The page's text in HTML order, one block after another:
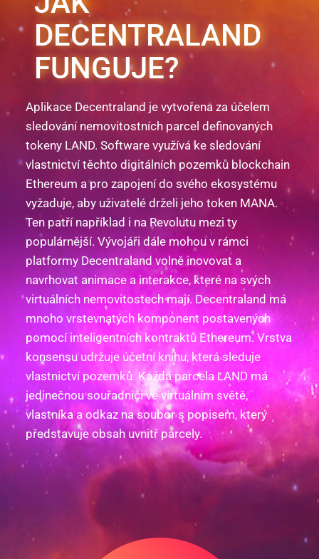
DECENTRALAND
FUNGUJE?
Aplikace Decentraland je vytvořena za účelem
sledování nemovitostních parcel definovaných
tokeny LAND. Software využívá ke sledování
vlastnictví těchto digitálních pozemků blockchain
Ethereum a pro zapojení do svého ekosystému
vyžaduje, aby uživatelé drželi jeho token MANA.
Ten patří například i na Revolutu mezi ty
populárnější. Vývojáři dále mohou v rámci
platformy Decentraland volně inovovat a
navrhovat animace a interakce, které na svých
virtuálních nemovitostech mají. Decentraland má
mnoho vrstevnatých komponent postavených
pomocí inteligentních kontraktů Ethereum. Vrstva
konsensu udržuje účetní knihu, která sleduje
vlastnictví pozemků. Každá parcela LAND má
jedinečnou souřadnici ve virtuálním světě,
vlastníka a odkaz na soubor s popisem, který
představuje obsah uvnitř parcely.